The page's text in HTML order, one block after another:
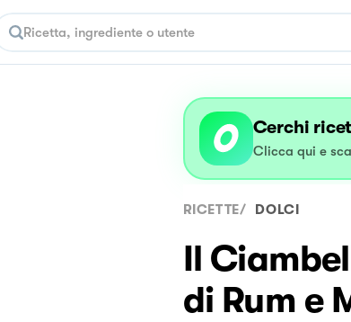
Cerchi
Clicca qui e
RICETTE/ DOLCI
Il
di Rum e